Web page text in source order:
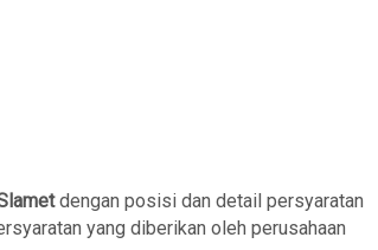
dengan posisi dan detail persyaratan
yang diberikan oleh perusahaan